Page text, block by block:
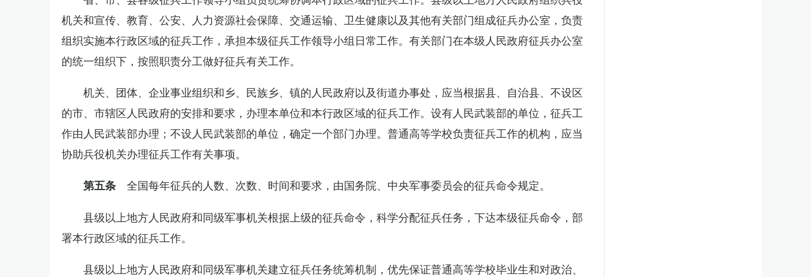
机关和宣传、教育、公安、人力资源社会保障、交通运输、卫生健康以及其他有关部门组成征兵办公室，负责
组织实施本行政区域的征兵工作，承担本级征兵工作领导小组日常工作。有关部门在本级人民政府征兵办公室
的统一组织下，按照职责分工做好征兵有关工作。
机关、团体、企业事业组织和乡、民族乡、镇的人民政府以及街道办事处，应当根据县、自治县、不设区
的市、市辖区人民政府的安排和要求，办理本单位和本行政区域的征兵工作。设有人民武装部的单位，征兵工
作由人民武装部办理；不设人民武装部的单位，确定一个部门办理。普通高等学校负责征兵工作的机构，应当
协助兵役机关办理征兵工作有关事项。
第五条 全国每年征兵的人数、次数、时间和要求，由国务院、中央军事委员会的征兵命令规定。
县级以上地方人民政府和同级军事机关根据上级的征兵命令，科学分配征兵任务，下达本级征兵命令，部
署本行政区域的征兵工作。
县级以上地方人民政府和同级军事机关建立征兵任务统筹机制，优先保证普通高等学校毕业生和对政治、